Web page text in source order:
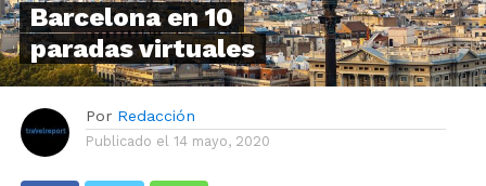
Barcelona en 10
paradas virtuales
Por Redacción
Publicado el 14 mayo, 2020